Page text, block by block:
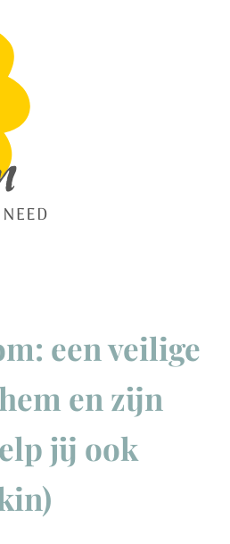
een veilige
en zijn
jij ook